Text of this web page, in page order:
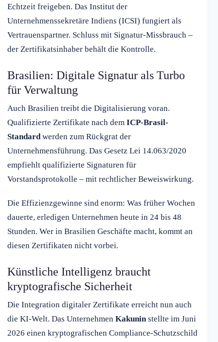
Echtzeit freigeben. Das Institut der
Unternehmenssekretäre Indiens (ICSI) fungiert als
Vertrauenspartner. Schluss mit Signatur-Missbrauch –
der Zertifikatsinhaber behält die Kontrolle.
Brasilien: Digitale Signatur als Turbo
für Verwaltung
Auch Brasilien treibt die Digitalisierung voran.
Qualifizierte Zertifikate nach dem ICP-Brasil-
Standardwerden zum Rückgrat der
Unternehmensführung. Das Gesetz Lei 14.063/2020
empfiehlt qualifizierte Signaturen für
Vorstandsprotokolle – mit rechtlicher Beweiswirkung.
Die Effizienzgewinne sind enorm: Was früher Wochen
dauerte, erledigen Unternehmen heute in 24 bis 48
Stunden. Wer in Brasilien Geschäfte macht, kommt an
diesen Zertifikaten nicht vorbei.
Künstliche Intelligenz braucht
kryptografische Sicherheit
Die Integration digitaler Zertifikate erreicht nun auch
die KI-Welt. Das Unternehmen Kakuninstellte im Juni
2026 einen kryptografischen Compliance-Schutzschild